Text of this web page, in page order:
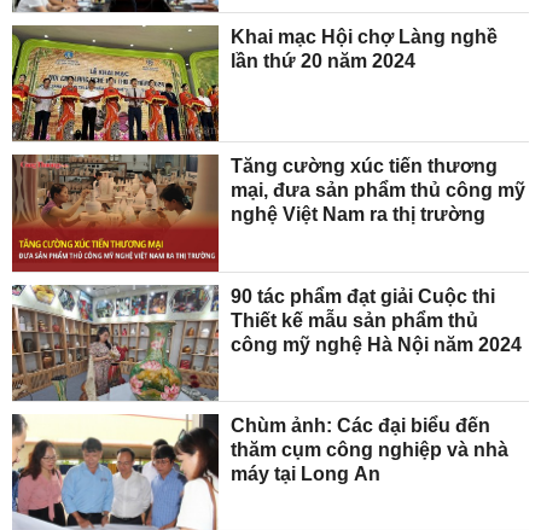
Khai mạc Hội chợ Làng nghề
lần thứ 20 năm 2024
Tăng cường xúc tiến thương
mại, đưa sản phẩm thủ công mỹ
nghệ Việt Nam ra thị trường
90 tác phẩm đạt giải Cuộc thi
Thiết kế mẫu sản phẩm thủ
công mỹ nghệ Hà Nội năm 2024
Chùm ảnh: Các đại biểu đến
thăm cụm công nghiệp và nhà
máy tại Long An